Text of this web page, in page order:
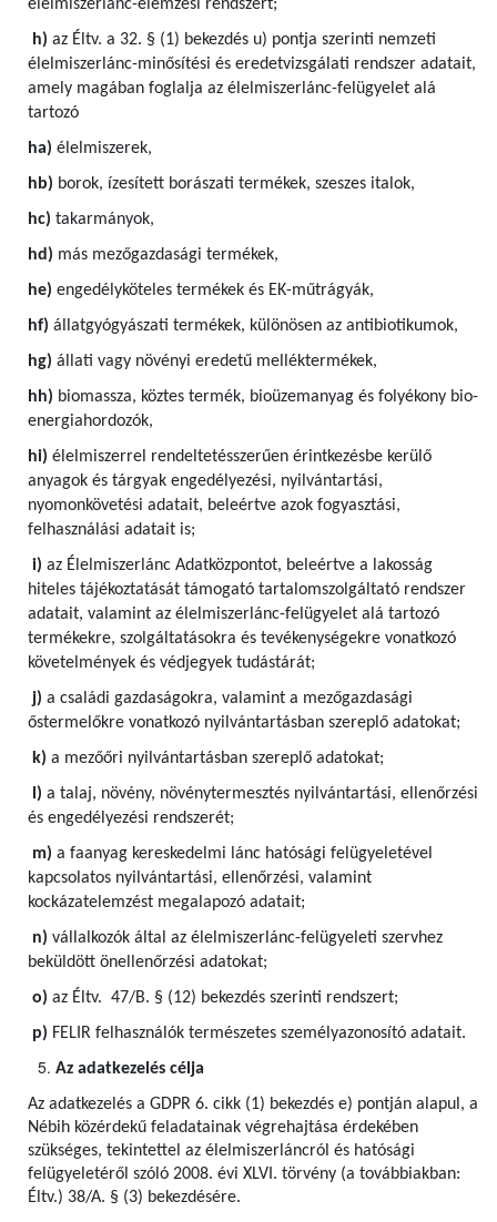
élelmiszerlánc-elemzési rendszert;
h) az Éltv. a 32. § (1) bekezdés u) pontja szerinti nemzeti
élelmiszerlánc-minősítési és eredetvizsgálati rendszer adatait,
amely magában foglalja az élelmiszerlánc-felügyelet alá
tartozó
ha) élelmiszerek,
hb) borok, ízesített borászati termékek, szeszes italok,
hc) takarmányok,
hd) más mezőgazdasági termékek,
he) engedélyköteles termékek és EK-műtrágyák,
hf) állatgyógyászati termékek, különösen az antibiotikumok,
hg) állati vagy növényi eredetű melléktermékek,
hh) biomassza, köztes termék, bioüzemanyag és folyékony bio-
energiahordozók,
hi) élelmiszerrel rendeltetésszerűen érintkezésbe kerülő
anyagok és tárgyak engedélyezési, nyilvántartási,
nyomonkövetési adatait, beleértve azok fogyasztási,
felhasználási adatait is;
i) az Élelmiszerlánc Adatközpontot, beleértve a lakosság
hiteles tájékoztatását támogató tartalomszolgáltató rendszer
adatait, valamint az élelmiszerlánc-felügyelet alá tartozó
termékekre, szolgáltatásokra és tevékenységekre vonatkozó
követelmények és védjegyek tudástárát;
j) a családi gazdaságokra, valamint a mezőgazdasági
őstermelőkre vonatkozó nyilvántartásban szereplő adatokat;
k) a mezőőri nyilvántartásban szereplő adatokat;
l) a talaj, növény, növénytermesztés nyilvántartási, ellenőrzési
és engedélyezési rendszerét;
m) a faanyag kereskedelmi lánc hatósági felügyeletével
kapcsolatos nyilvántartási, ellenőrzési, valamint
kockázatelemzést megalapozó adatait;
n) vállalkozók által az élelmiszerlánc-felügyeleti szervhez
beküldött önellenőrzési adatokat;
o) az Éltv. 47/B. § (12) bekezdés szerinti rendszert;
p) FELIR felhasználók természetes személyazonosító adatait.
Az adatkezelés célja
Az adatkezelés a GDPR 6. cikk (1) bekezdés e) pontján alapul, a
Nébih közérdekű feladatainak végrehajtása érdekében
szükséges, tekintettel az élelmiszerláncról és hatósági
felügyeletéről szóló 2008. évi XLVI. törvény (a továbbiakban:
Éltv.) 38/A. § (3) bekezdésére.